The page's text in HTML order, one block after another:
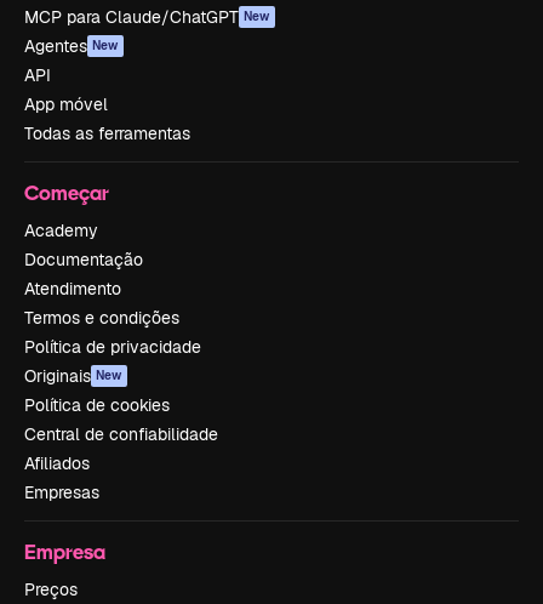
MCP para Claude/ChatGPT New
Agentes New
API
App móvel
Todas as ferramentas
Começar
Academy
Documentação
Atendimento
Termos e condições
Política de privacidade
Originais New
Política de cookies
Central de confiabilidade
Afiliados
Empresas
Empresa
Preços